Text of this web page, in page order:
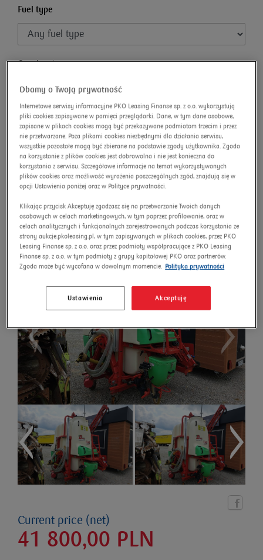
Fuel type
Gearbox type
Omnibus advanced search Search
Field sprayer BURY PERKOZ
MAX 1900/15
Auction number: 9760/AU/2025
Current price (net)
41 800,00 PLN
Dbamy o Twoją prywatność
Internetowe serwisy informacyjne PKO Leasing Finanse sp. z o.o. wykorzystują
pliki cookies zapisywane w pamięci przeglądarki. Dane, w tym dane osobowe,
zapisane w plikach cookies mogą być przekazywane podmiotom trzecim i przez
nie przetwarzane. Poza plikami cookies niezbędnymi dla działania serwisu,
wszystkie pozostałe mogą być zbierane na podstawie zgody użytkownika. Zgoda
na korzystanie z plików cookies jest dobrowolna i nie jest konieczna do
korzystania z serwisu. Szczegółowe informacje na temat wykorzystywanych
plików cookies oraz możliwość wyrażenia poszczególnych zgód, znajdują się w
opcji Ustawienia poniżej oraz w Polityce prywatności.
Klikając przycisk Akceptuję zgadzasz się na przetwarzanie Twoich danych
osobowych w celach marketingowych, w tym poprzez profilowanie, oraz w
celach analitycznych i funkcjonalnych zarejestrowanych podczas korzystania ze
strony aukcje.pkoleasing.pl, w tym zapisywanych w plikach cookies, przez PKO
Leasing Finanse sp. z o.o. oraz przez podmioty współpracujące z PKO Leasing
Finanse sp. z o.o. w tym podmioty z grupy kapitałowej PKO oraz partnerów.
Zgoda może być wycofana w dowolnym momencie. Polityka prywatności
Akceptuję
Ustawienia